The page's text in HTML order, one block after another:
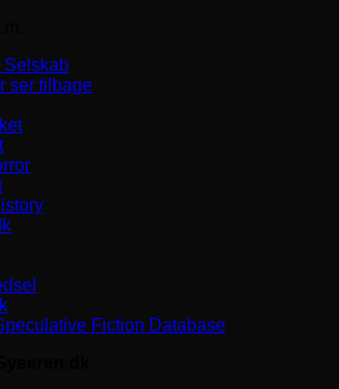
Selskab
ser tilbage
Fiction Database